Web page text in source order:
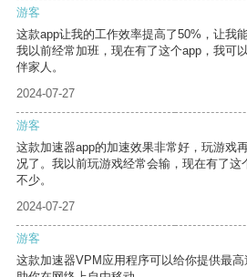
游客
这款app让我的工作效率提高了50%，让我
我以前经常加班，现在有了这个app，我可
伴家人。
2024-07-27
游客
这款加速器app的加速效果非常好，玩游戏
况了。我以前玩游戏经常会输，现在有了这
不少。
2024-07-27
游客
这款加速器VPM应用程序可以给你提供最